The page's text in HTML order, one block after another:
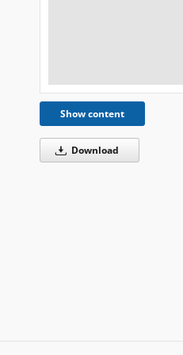
Show content
Download